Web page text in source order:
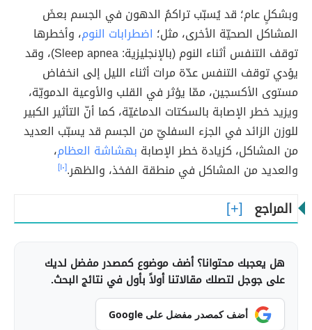
وبشكلٍ عام؛ قد يُسبّب تراكمُ الدهون في الجسم بعضَ
المشاكل الصحيّة الأخرى، مثل؛ اضطرابات النوم، وأخطرها
توقف التنفس أثناء النوم (بالإنجليزية: Sleep apnea)، وقد
يؤدي توقف التنفس عدّة مرات أثناء الليل إلى انخفاض
مستوى الأكسجين، ممّا يؤثر في القلب والأوعية الدمويّة،
ويزيد خطر الإصابة بالسكتات الدماغيّة، كما أنّ التأثير الكبير
للوزن الزائد في الجزء السفليّ من الجسم قد يسبّب العديد
من المشاكل، كزيادة خطر الإصابة بهشاشة العظام،
والعديد من المشاكل في منطقة الفخذ، والظهر.[١٠]
المراجع
هل يعجبك محتوانا؟ أضف موضوع كمصدر مفضل لديك
على جوجل لتصلك مقالاتنا أولاً بأول في نتائج البحث.
أضف كمصدر مفضل على Google